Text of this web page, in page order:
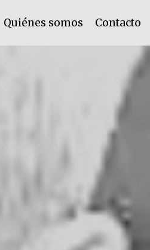
Quiénes somos Contacto